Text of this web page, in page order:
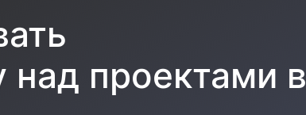
над проектами в